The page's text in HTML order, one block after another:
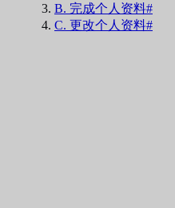
B. 完成个人资料#
C. 更改个人资料#